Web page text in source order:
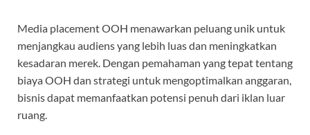
Media placement OOH menawarkan peluang unik untuk
menjangkau audiens yang lebih luas dan meningkatkan
kesadaran merek. Dengan pemahaman yang tepat tentang
biaya OOH dan strategi untuk mengoptimalkan anggaran,
bisnis dapat memanfaatkan potensi penuh dari iklan luar
ruang.